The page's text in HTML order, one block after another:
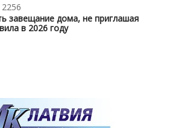
2256
завещание дома, не приглашая
в 2026 году